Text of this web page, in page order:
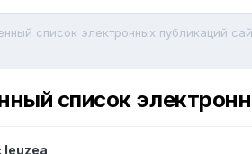
список электронных публикаций
список
leuzea